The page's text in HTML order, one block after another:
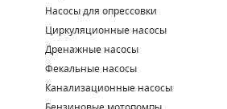
Насосы для опрессовки
Циркуляционные насосы
Дренажные насосы
Фекальные насосы
Канализационные насосы
ЭЛЕКТРОДВИГАТЕЛИ
БЕНЗИНОВЫЕ ДВИГАТЕЛИ
ДИЗЕЛЬНЫЕ ДВИГАТЕЛИ